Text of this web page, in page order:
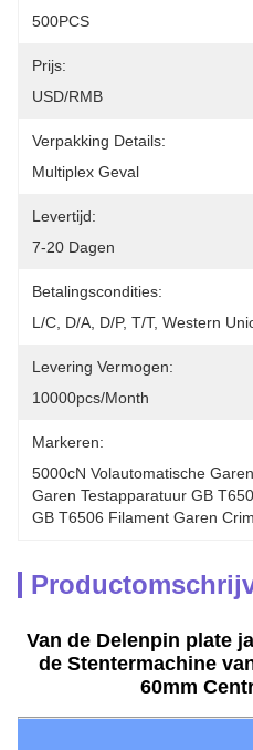
500PCS
Prijs:
USD/RMB
Verpakking Details:
Multiplex Geval
Levertijd:
7-20 Dagen
Betalingscondities:
L/C, D/A, D/P, T/T, Western
Levering Vermogen:
10000pcs/month
Markeren:
5000cN Volautomatische
Garen Testapparatuur GB
GB T6506 Filament Garen
Van de Delenpin plate
de Stentermachine
60mm